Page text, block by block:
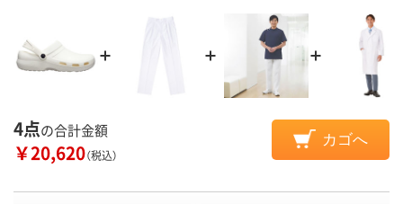
4点の合計金額
￥20,620（税込）
カゴへ